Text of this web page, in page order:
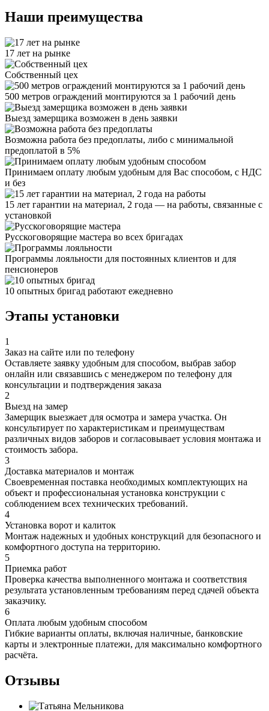
Наши преимущества
17 лет на рынке
Собственный цех
500 метров ограждений монтируются за 1 рабочий день
Выезд замерщика возможен в день заявки
Возможна работа без предоплаты, либо с минимальной
предоплатой в 5%
Принимаем оплату любым удобным для Вас способом, с НДС
и без
15 лет гарантии на материал, 2 года — на работы, связанные с
установкой
Русскоговорящие мастера во всех бригадах
Программы лояльности для постоянных клиентов и для
пенсионеров
10 опытных бригад работают ежедневно
Этапы установки
1
Заказ на сайте или по телефону
Оставляете заявку удобным для способом, выбрав забор
онлайн или связавшись с менеджером по телефону для
консультации и подтверждения заказа
2
Выезд на замер
Замерщик выезжает для осмотра и замера участка. Он
консультирует по характеристикам и преимуществам
различных видов заборов и согласовывает условия монтажа и
стоимость забора.
3
Доставка материалов и монтаж
Своевременная поставка необходимых комплектующих на
объект и профессиональная установка конструкции с
соблюдением всех технических требований.
4
Установка ворот и калиток
Монтаж надежных и удобных конструкций для безопасного и
комфортного доступа на территорию.
5
Приемка работ
Проверка качества выполненного монтажа и соответствия
результата установленным требованиям перед сдачей объекта
заказчику.
6
Оплата любым удобным способом
Гибкие варианты оплаты, включая наличные, банковские
карты и электронные платежи, для максимально комфортного
расчёта.
Отзывы